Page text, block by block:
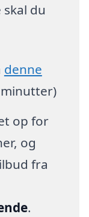
du
denne
op for
og
fra
.